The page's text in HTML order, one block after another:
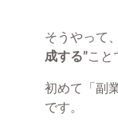
そうやって、
成する”こと
初めて「副
です。